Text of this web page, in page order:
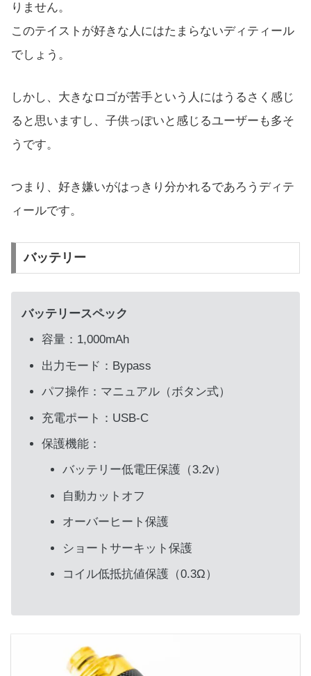
りません。
このテイストが好きな人にはたまらないディティール
でしょう。
しかし、大きなロゴが苦手という人にはうるさく感じ
ると思いますし、子供っぽいと感じるユーザーも多そ
うです。
つまり、好き嫌いがはっきり分かれるであろうディテ
ィールです。
バッテリー
バッテリースペック
容量：1,000mAh
出力モード：Bypass
パフ操作：マニュアル（ボタン式）
充電ポート：USB-C
保護機能：
バッテリー低電圧保護（3.2v）
自動カットオフ
オーバーヒート保護
ショートサーキット保護
コイル低抵抗値保護（0.3Ω）